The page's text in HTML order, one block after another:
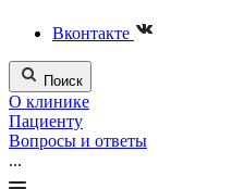
Вконтакте
Поиск
О клинике
Пациенту
Вопросы и ответы
...